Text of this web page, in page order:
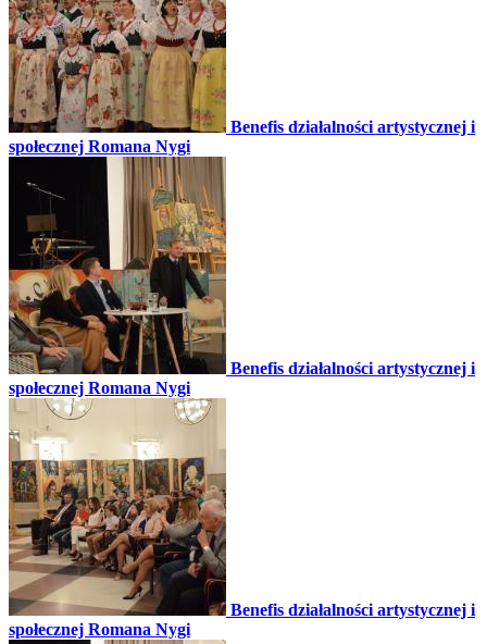
Benefis działalności artystycznej i
społecznej Romana Nygi
Benefis działalności artystycznej i
społecznej Romana Nygi
Benefis działalności artystycznej i
społecznej Romana Nygi